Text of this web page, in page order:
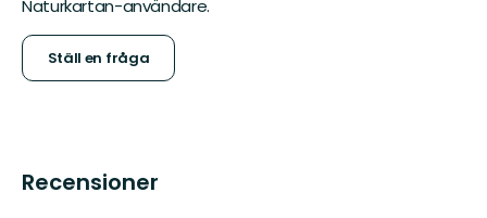
Naturkartan-användare.
Ställ en fråga
Recensioner